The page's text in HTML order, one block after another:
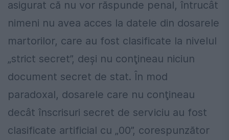
asigurat că nu vor răspunde penal, întrucât
nimeni nu avea acces la datele din dosarele
martorilor, care au fost clasificate la nivelul
„strict secret”, deşi nu conţineau niciun
document secret de stat. În mod
paradoxal, dosarele care nu conţineau
decât înscrisuri secret de serviciu au fost
clasificate artificial cu „00”, corespunzător